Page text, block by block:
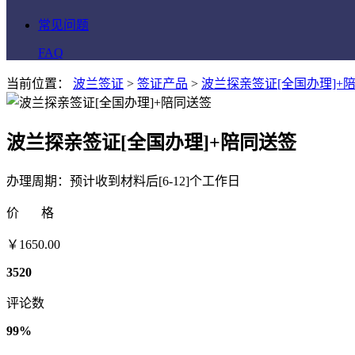
常见问题
FAQ
当前位置： 波兰签证 > 签证产品 > 波兰探亲签证[全国办理]+
波兰探亲签证[全国办理]+陪同送签
办理周期：预计收到材料后[6-12]个工作日
价 格
￥ 1650.00
3520
评论数
99%